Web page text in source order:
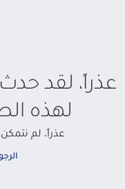
عذراً، لقد
لهذه
عذراً، لم